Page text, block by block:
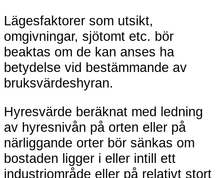
Lägesfaktorer som utsikt,
omgivningar, sjötomt etc. bör
beaktas om de kan anses ha
betydelse vid bestämmande av
bruksvärdeshyran.
Hyresvärde beräknat med ledning
av hyresnivån på orten eller på
närliggande orter bör sänkas om
bostaden ligger i eller intill ett
industriområde eller på relativt stort